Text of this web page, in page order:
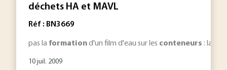
déchets HA et MAVL
Réf : BN3669
pas la formationd'un film d'eau sur les conteneurs : la
10 juil. 2009